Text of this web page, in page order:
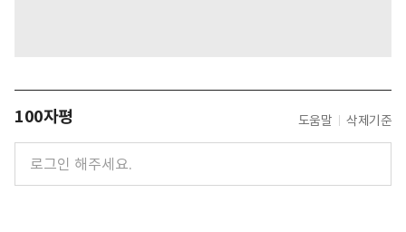
100자평 도움말 삭제기준